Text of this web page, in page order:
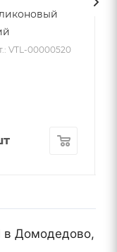
VTL-00000520
в Домодедово,